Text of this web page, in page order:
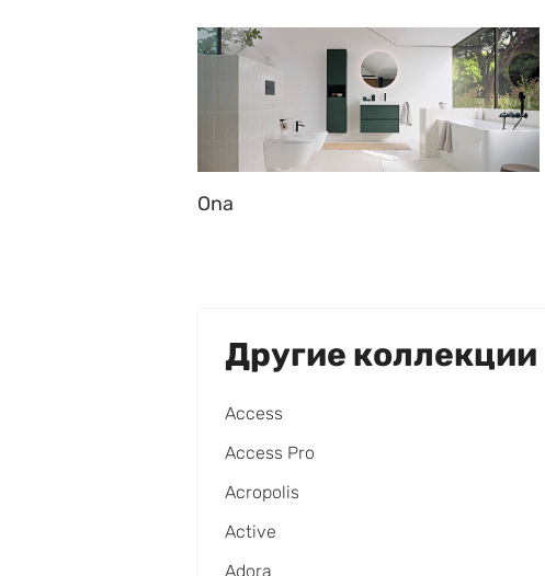
Ona
Другие коллекции
Access
Access Pro
Acropolis
Active
Adora